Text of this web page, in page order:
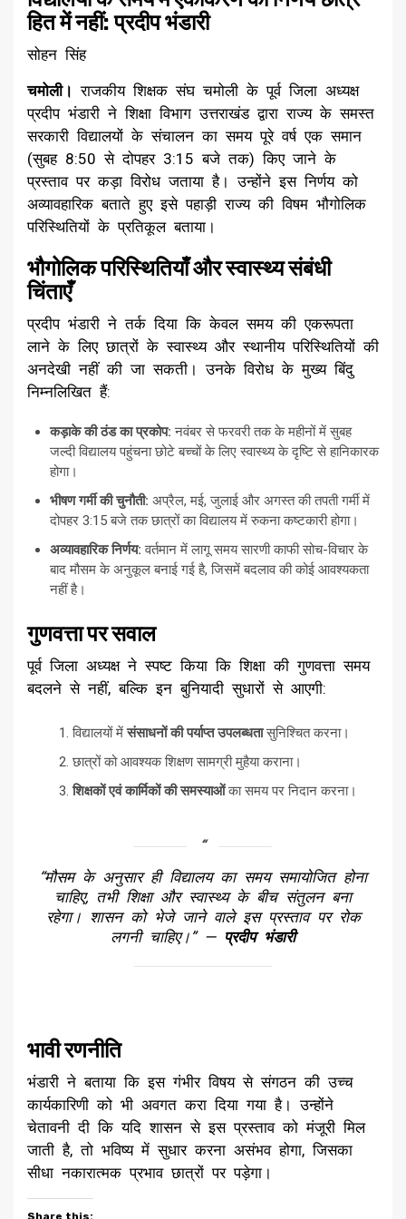
हित में नहीं: प्रदीप भंडारी
सोहन सिंह
चमोली। राजकीय शिक्षक संघ चमोली के पूर्व जिला अध्यक्ष
प्रदीप भंडारी ने शिक्षा विभाग उत्तराखंड द्वारा राज्य के समस्त
सरकारी विद्यालयों के संचालन का समय पूरे वर्ष एक समान
(सुबह 8:50 से दोपहर 3:15 बजे तक) किए जाने के
प्रस्ताव पर कड़ा विरोध जताया है। उन्होंने इस निर्णय को
अव्यावहारिक बताते हुए इसे पहाड़ी राज्य की विषम भौगोलिक
परिस्थितियों के प्रतिकूल बताया।
भौगोलिक परिस्थितियाँ और स्वास्थ्य संबंधी
चिंताएँ
​प्रदीप भंडारी ने तर्क दिया कि केवल समय की एकरूपता
लाने के लिए छात्रों के स्वास्थ्य और स्थानीय परिस्थितियों की
अनदेखी नहीं की जा सकती। उनके विरोध के मुख्य बिंदु
निम्नलिखित हैं:
कड़ाके की ठंड का प्रकोप: नवंबर से फरवरी तक के महीनों में सुबह
जल्दी विद्यालय पहुंचना छोटे बच्चों के लिए स्वास्थ्य के दृष्टि से हानिकारक
होगा।
भीषण गर्मी की चुनौती: अप्रैल, मई, जुलाई और अगस्त की तपती गर्मी में
दोपहर 3:15 बजे तक छात्रों का विद्यालय में रुकना कष्टकारी होगा।
अव्यावहारिक निर्णय: वर्तमान में लागू समय सारणी काफी सोच-विचार के
बाद मौसम के अनुकूल बनाई गई है, जिसमें बदलाव की कोई आवश्यकता
नहीं है।
गुणवत्ता पर सवाल
​पूर्व जिला अध्यक्ष ने स्पष्ट किया कि शिक्षा की गुणवत्ता समय
बदलने से नहीं, बल्कि इन बुनियादी सुधारों से आएगी:
​विद्यालयों मेंसंसाधनों की पर्याप्त उपलब्धतासुनिश्चित करना।
​छात्रों को आवश्यक शिक्षण सामग्री मुहैया कराना।
शिक्षकों एवं कार्मिकों की समस्याओंका समय पर निदान करना।
“मौसम के अनुसार ही विद्यालय का समय समायोजित होना
चाहिए, तभी शिक्षा और स्वास्थ्य के बीच संतुलन बना
रहेगा। शासन को भेजे जाने वाले इस प्रस्ताव पर रोक
लगनी चाहिए।”— प्रदीप भंडारी
भावी रणनीति
​भंडारी ने बताया कि इस गंभीर विषय से संगठन की उच्च
कार्यकारिणी को भी अवगत करा दिया गया है। उन्होंने
चेतावनी दी कि यदि शासन से इस प्रस्ताव को मंजूरी मिल
जाती है, तो भविष्य में सुधार करना असंभव होगा, जिसका
सीधा नकारात्मक प्रभाव छात्रों पर पड़ेगा।
Share this: